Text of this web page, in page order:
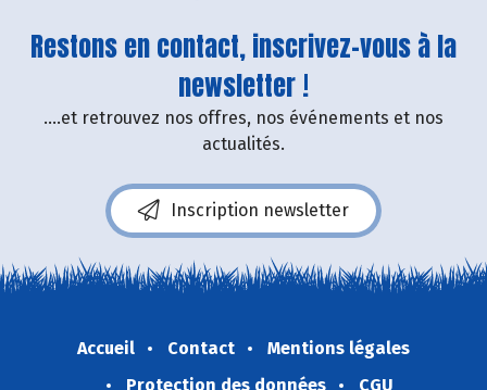
Restons en contact, inscrivez-vous à la
newsletter !
....et retrouvez nos offres, nos événements et nos
actualités.
Inscription newsletter
Accueil Contact
Mentions légales
Protection des données
CGU